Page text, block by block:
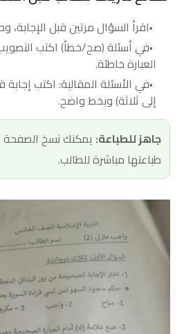
اقرأ السؤال مرتين قبل
في أسئلة (صح/خطأ) اكتب
العبارة خاطئة.
في الأسئلة المقالية: اكتب
إلى ثلاثة) وبخط واضح.
جاهز للطباعة: يمكنك نسخ الصفحة
طباعتها مباشرة للطالب.